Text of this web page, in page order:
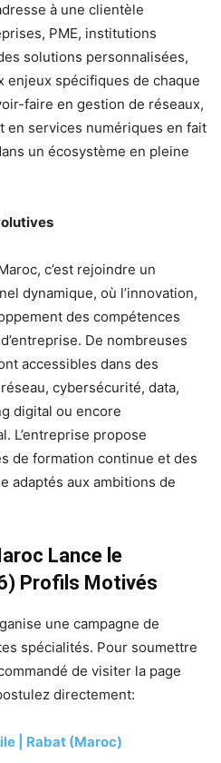
à une clientèle
PME, institutions
solutions personnalisées,
enjeux spécifiques de chaque
faire en gestion de réseaux,
en services numériques en fait
un écosystème en pleine
c’est rejoindre un
dynamique, où l’innovation,
des compétences
De nombreuses
accessibles dans des
cybersécurité, data,
digital ou encore
L’entreprise propose
de formation continue et des
adaptés aux ambitions de
Lance le
Profils Motivés
une campagne de
spécialités. Pour soumettre
de visiter la page
directement:
| Rabat (Maroc)